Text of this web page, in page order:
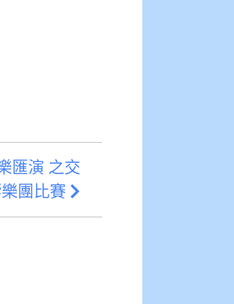
匯演 之交
團比賽